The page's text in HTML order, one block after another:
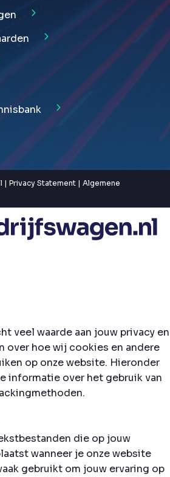
| Privacy Statement | Algemene
veel waarde aan jouw privacy en
over hoe wij cookies en andere
op onze website. Hieronder
informatie over het gebruik van
die op jouw
wanneer je onze website
gebruikt om jouw ervaring op